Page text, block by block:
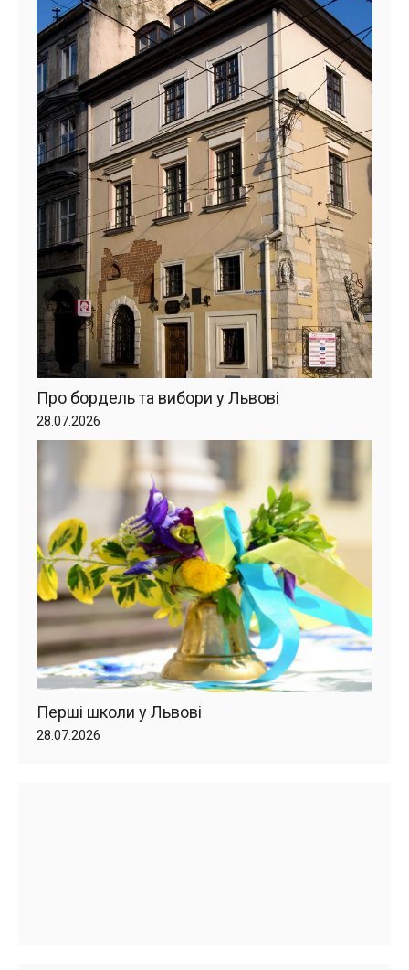
Про бордель та вибори у Львові
28.07.2026
Перші школи у Львові
28.07.2026